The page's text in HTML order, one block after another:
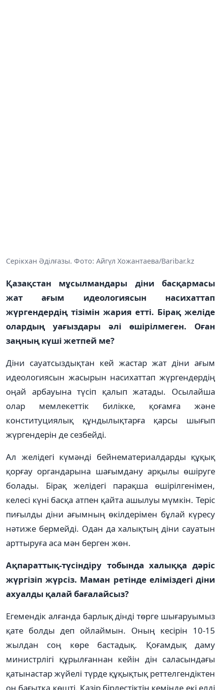
Серікхан Әділғазы. Фото: Айгүл Хожантаева/Baribar.kz
Қазақстан мұсылмандары діни басқармасы
жат ағым идеологиясын насихаттап
жүргендердің тізімін жария етті. Бірақ желіде
олардың уағыздары әлі өшірілмеген. Оған
заңның күші жетпей ме?
Діни сауатсыздықтан кей жастар жат діни ағым
идеологиясын жасырын насихаттап жүргендердің
оңай арбауына түсіп қалып жатады. Осылайша
олар мемлекеттік билікке, қоғамға және
конституциялық құндылықтарға қарсы шығып
жүргендерін де сезбейді.
Ал желідегі күмәнді бейнематериалдарды құқық
қорғау органдарына шағымдану арқылы өшіруге
болады. Бірақ желідегі парақша өшірілгенімен,
келесі күні басқа атпен қайта ашылуы мүмкін. Теріс
пиғылды діни ағымның өкілдерімен бұлай күресу
нәтиже бермейді. Одан да халықтың діни сауатын
арттыруға аса мән берген жөн.
Ақпараттық-түсіндіру тобында халыққа дәріс
жүргізіп жүрсіз. Маман ретінде еліміздегі діни
ахуалды қалай бағалайсыз?
Егемендік алғанда барлық дінді төрге шығаруымыз
қате болды деп ойлаймын. Оның кесірін 10-15
жылдан соң көре бастадық. Қоғамдық даму
министрлігі құрылғаннан кейін дін саласындағы
қатынастар жүйелі түрде құқықтық реттелгендіктен